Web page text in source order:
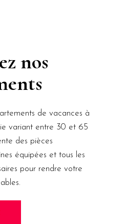
nos
de vacances à
variant entre 30 et 65
des pièces
équipées et tous les
pour rendre votre